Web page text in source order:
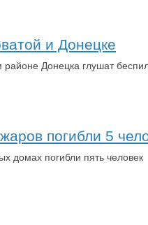
и Донецке
районе Донецка глушат
погибли 5
домах погибли пять человек